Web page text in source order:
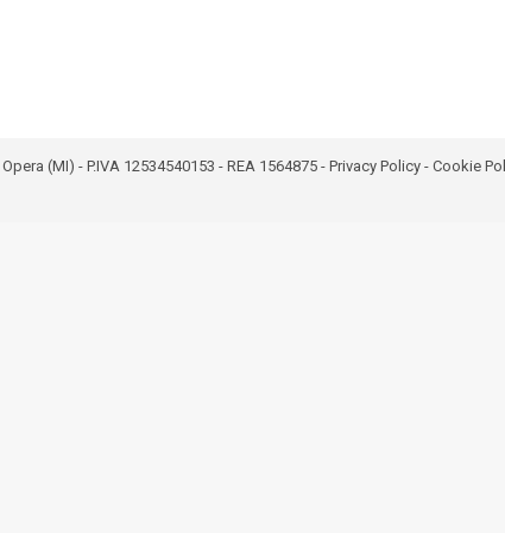
(MI) - P.IVA 12534540153 - REA 1564875 - Privacy Policy - Cookie